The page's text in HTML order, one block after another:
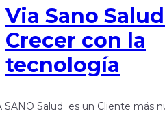
Via Sano
Crecer con la
tecnología
SANO Salud es un Cliente más